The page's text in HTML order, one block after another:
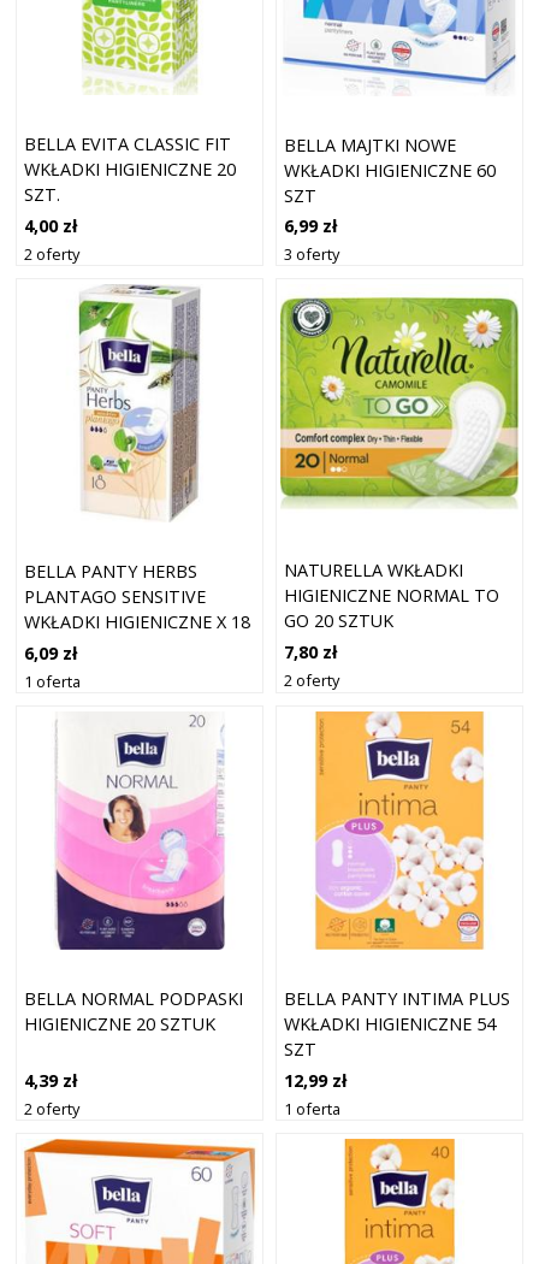
BELLA EVITA CLASSIC FIT
WKŁADKI HIGIENICZNE 20
SZT.
4,00 zł
2 oferty
BELLA MAJTKI NOWE
WKŁADKI HIGIENICZNE 60
SZT
6,99 zł
3 oferty
BELLA PANTY HERBS
PLANTAGO SENSITIVE
WKŁADKI HIGIENICZNE X 18
SZTUK
6,09 zł
1 oferta
NATURELLA WKŁADKI
HIGIENICZNE NORMAL TO
GO 20 SZTUK
7,80 zł
2 oferty
BELLA NORMAL PODPASKI
HIGIENICZNE 20 SZTUK
4,39 zł
2 oferty
BELLA PANTY INTIMA PLUS
WKŁADKI HIGIENICZNE 54
SZT
12,99 zł
1 oferta